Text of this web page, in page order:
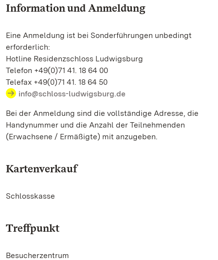
Information und Anmeldung
Eine Anmeldung ist bei Sonderführungen unbedingt
erforderlich:
Hotline Residenzschloss Ludwigsburg
Telefon +49(0)71 41. 18 64 00
Telefax +49(0)71 41. 18 64 50
info@schloss-ludwigsburg.de
Bei der Anmeldung sind die vollständige Adresse, die
Handynummer und die Anzahl der Teilnehmenden
(Erwachsene / Ermäßigte) mit anzugeben.
Kartenverkauf
Schlosskasse
Treffpunkt
Besucherzentrum